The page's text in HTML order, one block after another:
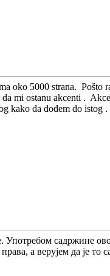
oko 5000 strana. Pošto
mi ostanu akcenti .
kako da dođem do istog
садржине
а верујем да је то